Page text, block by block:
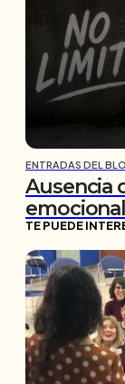
ENTRADAS DEL
Ausencia
TE PUEDE